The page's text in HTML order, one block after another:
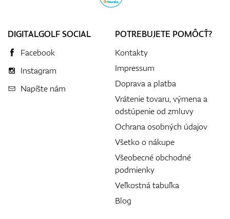
DIGITALGOLF SOCIAL
Facebook
Instagram
Napíšte nám
POTREBUJETE POMÔCŤ?
Kontakty
Impressum
Doprava a platba
Vrátenie tovaru, výmena a
odstúpenie od zmluvy
Ochrana osobných údajov
Všetko o nákupe
Všeobecné obchodné
podmienky
Veľkostná tabuľka
Blog